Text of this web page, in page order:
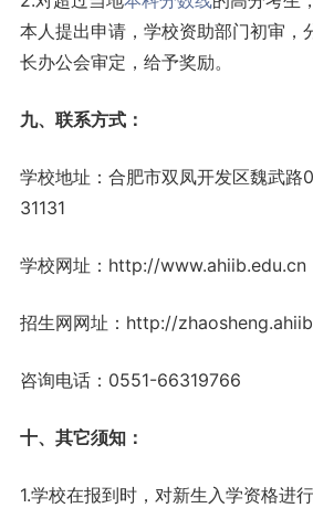
本人提出申请，学校资助部门初审，
长办公会审定，给予奖励。
九、联系方式：
学校地址：合肥市双凤开发区魏武路
31131
学校网址：http://www.ahiib.edu.cn
招生网网址：http://
咨询电话：0551-66319766
十、其它须知：
1.学校在报到时，对新生入学资格进